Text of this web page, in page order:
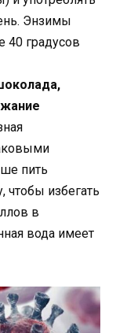
Энзимы
40 градусов
пить
избегать
в
вода имеет